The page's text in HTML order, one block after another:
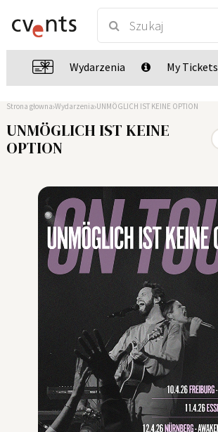
Wydarzenia My Tickets
Strona głowna Wydarzenia UNMÖGLICH IST KEINE OPTION
UNMÖGLICH IST KEINE
OPTION